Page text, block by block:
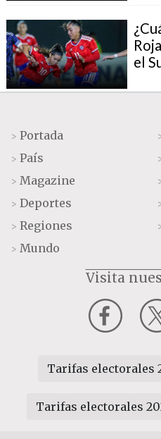
el
> Portada
> País
> Magazine
> Deportes
> Regiones
> Mundo
Visita
Tarifas electorales
Tarifas electorales